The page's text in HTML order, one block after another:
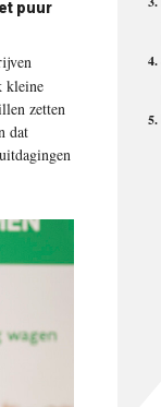
puur
kleine
zetten
dat